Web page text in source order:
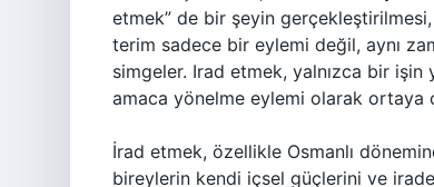
etmek” de bir şeyin gerçekleştirilmesi,
terim sadece bir eylemi değil, aynı
simgeler. Irad etmek, yalnızca bir işin
amaca yönelme eylemi olarak ortaya
İrad etmek, özellikle Osmanlı
bireylerin kendi içsel güçlerini ve